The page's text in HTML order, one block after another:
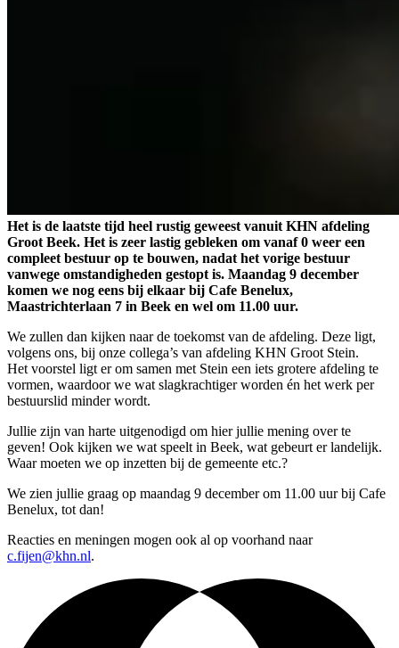
Het is de laatste tijd heel rustig geweest vanuit KHN afdeling
Groot Beek. Het is zeer lastig gebleken om vanaf 0 weer een
compleet bestuur op te bouwen, nadat het vorige bestuur
vanwege omstandigheden gestopt is. Maandag 9 december
komen we nog eens bij elkaar bij Cafe Benelux,
Maastrichterlaan 7 in Beek en wel om 11.00 uur.
We zullen dan kijken naar de toekomst van de afdeling. Deze ligt,
volgens ons, bij onze collega’s van afdeling KHN Groot Stein.
Het voorstel ligt er om samen met Stein een iets grotere afdeling te
vormen, waardoor we wat slagkrachtiger worden én het werk per
bestuurslid minder wordt.
Jullie zijn van harte uitgenodigd om hier jullie mening over te
geven! Ook kijken we wat speelt in Beek, wat gebeurt er landelijk.
Waar moeten we op inzetten bij de gemeente etc.?
We zien jullie graag op maandag 9 december om 11.00 uur bij Cafe
Benelux, tot dan!
Reacties en meningen mogen ook al op voorhand naar
c.fijen@khn.nl.